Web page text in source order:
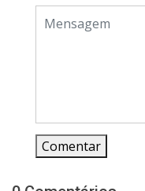
Comentar